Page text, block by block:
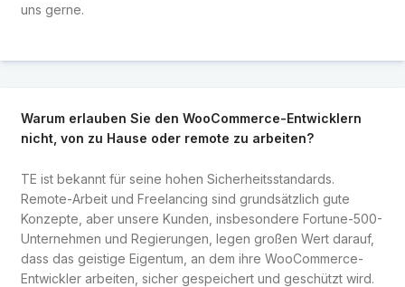
uns gerne.
Warum erlauben Sie den WooCommerce-Entwicklern
nicht, von zu Hause oder remote zu arbeiten?
TE ist bekannt für seine hohen Sicherheitsstandards.
Remote-Arbeit und Freelancing sind grundsätzlich gute
Konzepte, aber unsere Kunden, insbesondere Fortune-500-
Unternehmen und Regierungen, legen großen Wert darauf,
dass das geistige Eigentum, an dem ihre WooCommerce-
Entwickler arbeiten, sicher gespeichert und geschützt wird.